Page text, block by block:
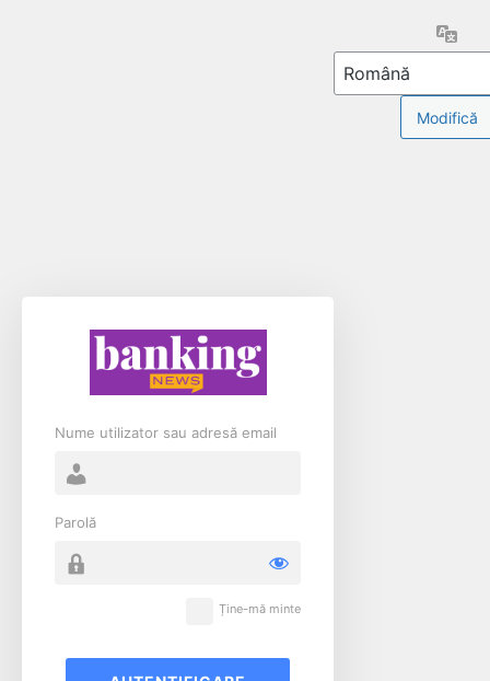
Nume utilizator sau adresă email
Parolă
Ține-mă minte